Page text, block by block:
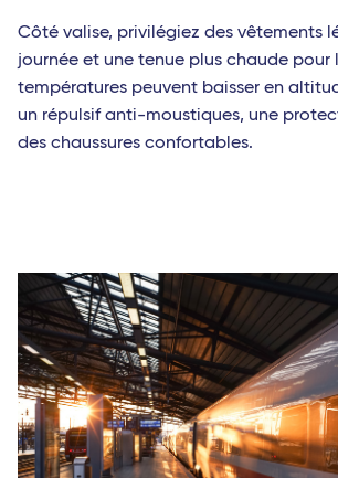
Côté valise, privilégiez des vêtements
journée et une tenue plus chaude pour
températures peuvent baisser en
un répulsif anti-moustiques, une
des chaussures confortables.